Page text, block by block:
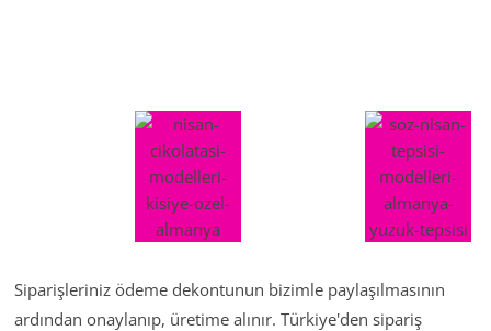
Siparişleriniz ödeme dekontunun bizimle paylaşılmasının
ardından onaylanıp, üretime alınır. Türkiye'den sipariş